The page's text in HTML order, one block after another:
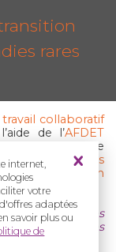
internet,
votre
adaptées
savoir plus ou
de
rares
travail collaboratif
de l’AFDET
de
de patients
d'
un
le champ des
et les
d’agir ?"